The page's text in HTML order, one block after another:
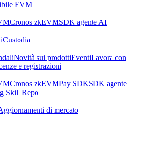
EVM
Cronos zkEVMSDK agente AI
Custodia
Novità sui prodottiEventiLavora con
e registrazioni
Cronos zkEVMPay SDKSDK agente
Skill Repo
di mercato